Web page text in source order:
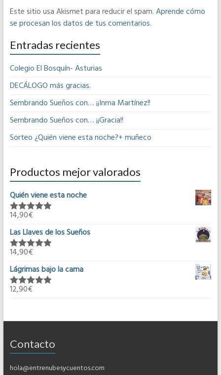
Este sitio usa Akismet para reducir el spam.Aprende cómo
se procesan los datos de tus comentarios.
Entradas recientes
Colegio El Bosquín- Asturias
DECÁLOGO más gracias.
Sembrando Sueños con… ¡¡Inma Martínez!!
Sembrando Sueños con… ¡¡Gracia!!
Sorteo ¿Quién viene esta noche?+ muñeco
Productos mejor valorados
Quién viene esta noche
Valorado en
14,90€
Las Llaves de los Sueños
Valorado en
14,90€
Lágrimas bajo la cama
Valorado en
12,90€
Contacto
hola@entrenubesycuentos.com